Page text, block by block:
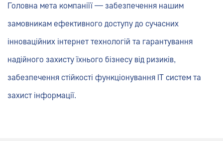
Головна мета компаніїї — забезпечення нашим
замовникам ефективного доступу до сучасних
інноваційних інтернет технологій та гарантування
надійного захисту їхнього бізнесу від ризиків,
забезпечення стійкості функціонування ІТ систем та
захист інформації.